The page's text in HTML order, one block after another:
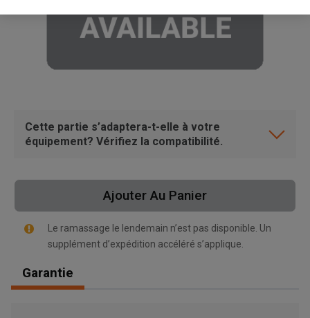
Cette partie s’adaptera-t-elle à votre
équipement? Vérifiez la compatibilité.
Ajouter Au Panier
Le ramassage le lendemain n’est pas disponible. Un
supplément d’expédition accéléré s’applique.
Garantie